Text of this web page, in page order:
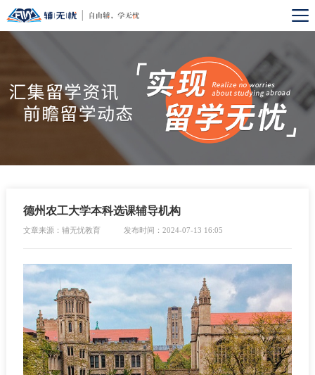
德州农工大学本科选课辅导机构
文章来源：辅无忧教育 发布时间：2024-07-13 16:05